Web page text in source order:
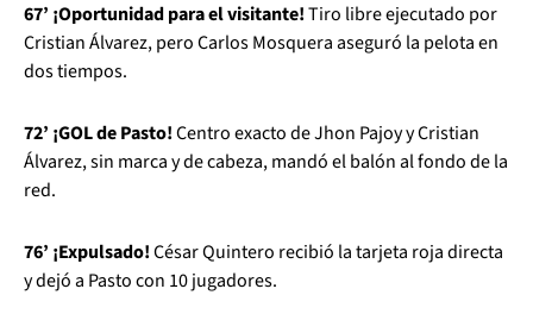
67’ ¡Oportunidad para el visitante!Tiro libre ejecutado por
Cristian Álvarez, pero Carlos Mosquera aseguró la pelota en
dos tiempos.
72’ ¡GOL de Pasto!Centro exacto de Jhon Pajoy y Cristian
Álvarez, sin marca y de cabeza, mandó el balón al fondo de la
red.
76’ ¡Expulsado!César Quintero recibió la tarjeta roja directa
y dejó a Pasto con 10 jugadores.